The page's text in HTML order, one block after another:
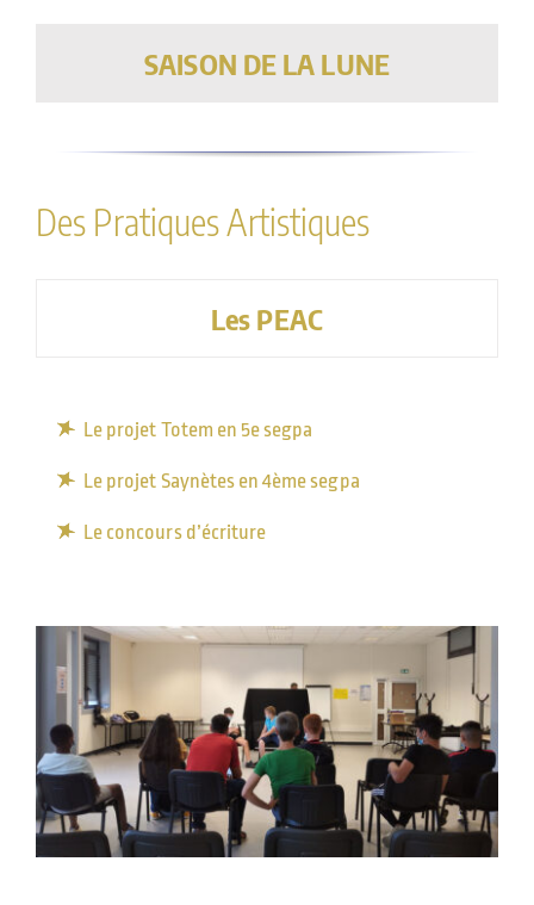
SAISON DE LA LUNE
Des Pratiques Artistiques
Les PEAC
Le projet Totem en 5e segpa
Le projet Saynètes en 4ème segpa
Le concours d’écriture